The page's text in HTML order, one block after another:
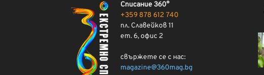
Списание 360°
+359 878 612 740
пл. Славейков 11
ет. 6, офис 2
свържете се с нас:
magazine@360mag.bg